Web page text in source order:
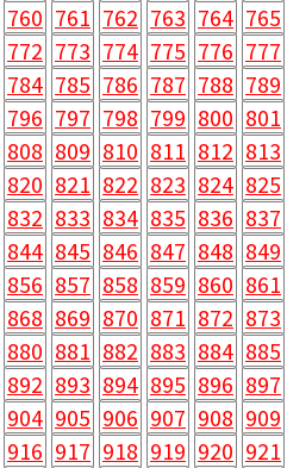
760 761 762 763 764 765
772 773 774 775 776 777
784 785 786 787 788 789
796 797 798 799 800 801
808 809 810 811 812 813
820 821 822 823 824 825
832 833 834 835 836 837
844 845 846 847 848 849
856 857 858 859 860 861
868 869 870 871 872 873
880 881 882 883 884 885
892 893 894 895 896 897
904 905 906 907 908 909
916 917 918 919 920 921